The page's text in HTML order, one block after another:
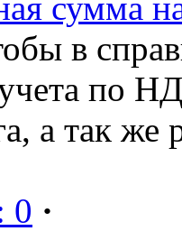
в
по
а так же
0 ·